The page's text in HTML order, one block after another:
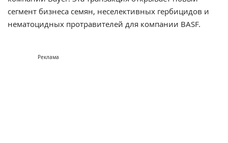
сегмент бизнеса семян, неселективных гербицидов и
нематоцидных протравителей для компании BASF.
Реклама